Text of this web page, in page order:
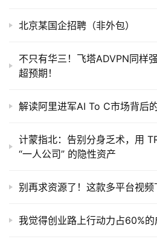
北京某国企招聘（非外包）
不只有华三！飞塔ADVPN同样
超预期！
解读阿里进军AI To C市场背后
计蒙指北：告别分身乏术，用
“一人公司” 的隐性资产
别再求资源了！这款多平台视频
我觉得创业路上行动力占60%